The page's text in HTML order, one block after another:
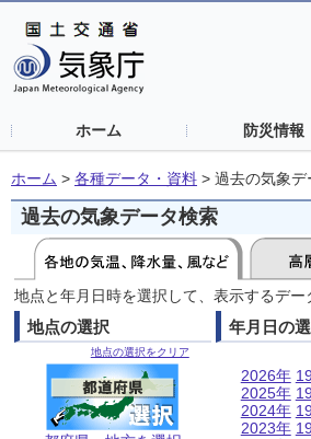
ホーム 防災情報
ホーム > 各種データ・資料 > 過去の気象デ
過去の気象データ検索
地点と年月日時を選択して、表示するデ
地点の選択
地点の選択をクリア
年月日の
2026年
2025年
2024年
2023年